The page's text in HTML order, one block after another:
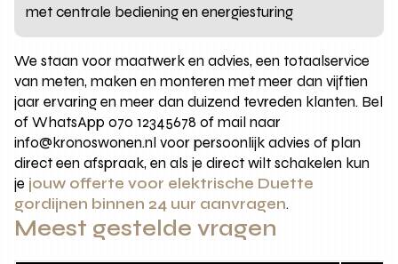
met centrale bediening en energiesturing
We staan voor maatwerk en advies, een totaalservice
van meten, maken en monteren met meer dan vijftien
jaar ervaring en meer dan duizend tevreden klanten. Bel
of WhatsApp 070 12345678 of mail naar
info@kronoswonen.nl voor persoonlijk advies of plan
direct een afspraak, en als je direct wilt schakelen kun
je jouw offerte voor elektrische Duette
gordijnen binnen 24 uur aanvragen.
Meest gestelde vragen